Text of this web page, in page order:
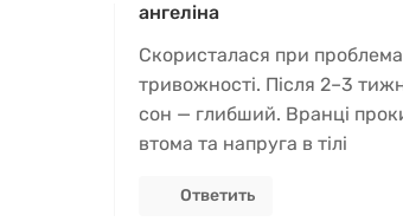
ангеліна
Скористалася при
тривожності. Після 2–3
сон — глибший. Вранці
втома та напруга в тілі
Ответить